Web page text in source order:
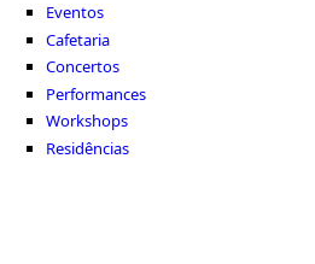
Eventos
Cafetaria
Concertos
Performances
Workshops
Residências